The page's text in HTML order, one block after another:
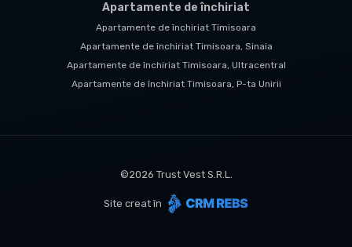
Apartamente de închiriat
Apartamente de închiriat Timisoara
Apartamente de închiriat Timisoara, Sinaia
Apartamente de închiriat Timisoara, Ultracentral
Apartamente de închiriat Timisoara, P-ta Unirii
©2026 Trust Vest S.R.L.
Site creat în